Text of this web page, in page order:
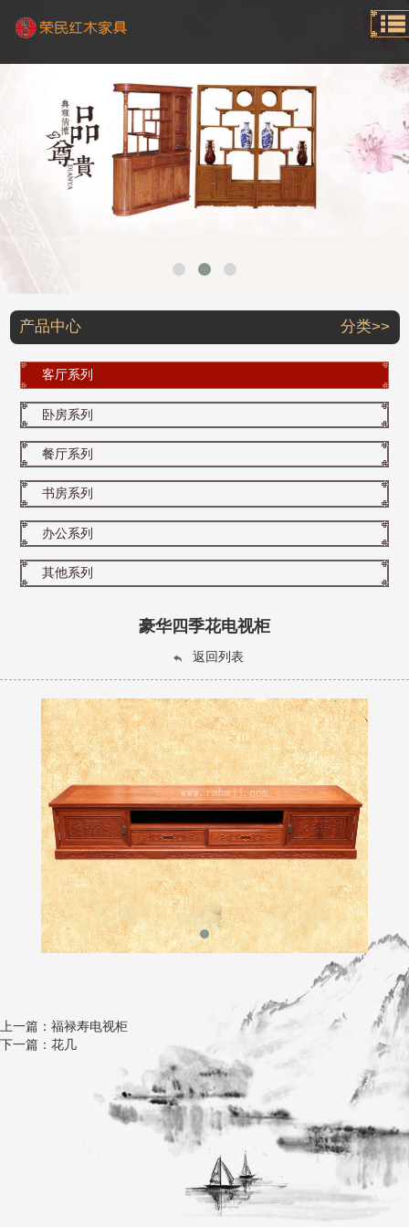
产品中心 分类>>
客厅系列
卧房系列
餐厅系列
书房系列
办公系列
其他系列
豪华四季花电视柜
返回列表
上一篇：福禄寿电视柜
下一篇：花几